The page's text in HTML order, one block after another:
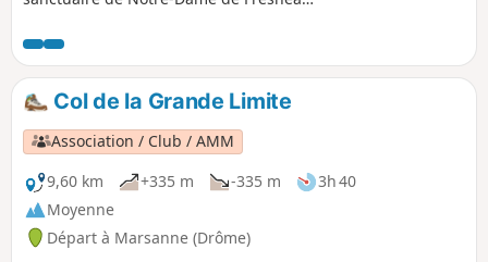
et les massifs environnants.
Col de la Grande Limite
Association / Club / AMM
9,60 km
+335 m -335 m
3h 40
Moyenne
Départ à Marsanne (Drôme)